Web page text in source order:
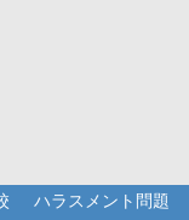
ハラスメント問題